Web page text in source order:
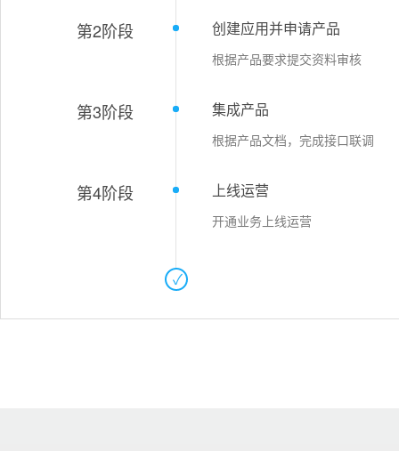
第2阶段 创建应用并申请产品
根据产品要求提交资料审核
第3阶段 集成产品
根据产品文档，完成接口联调
第4阶段 上线运营
开通业务上线运营